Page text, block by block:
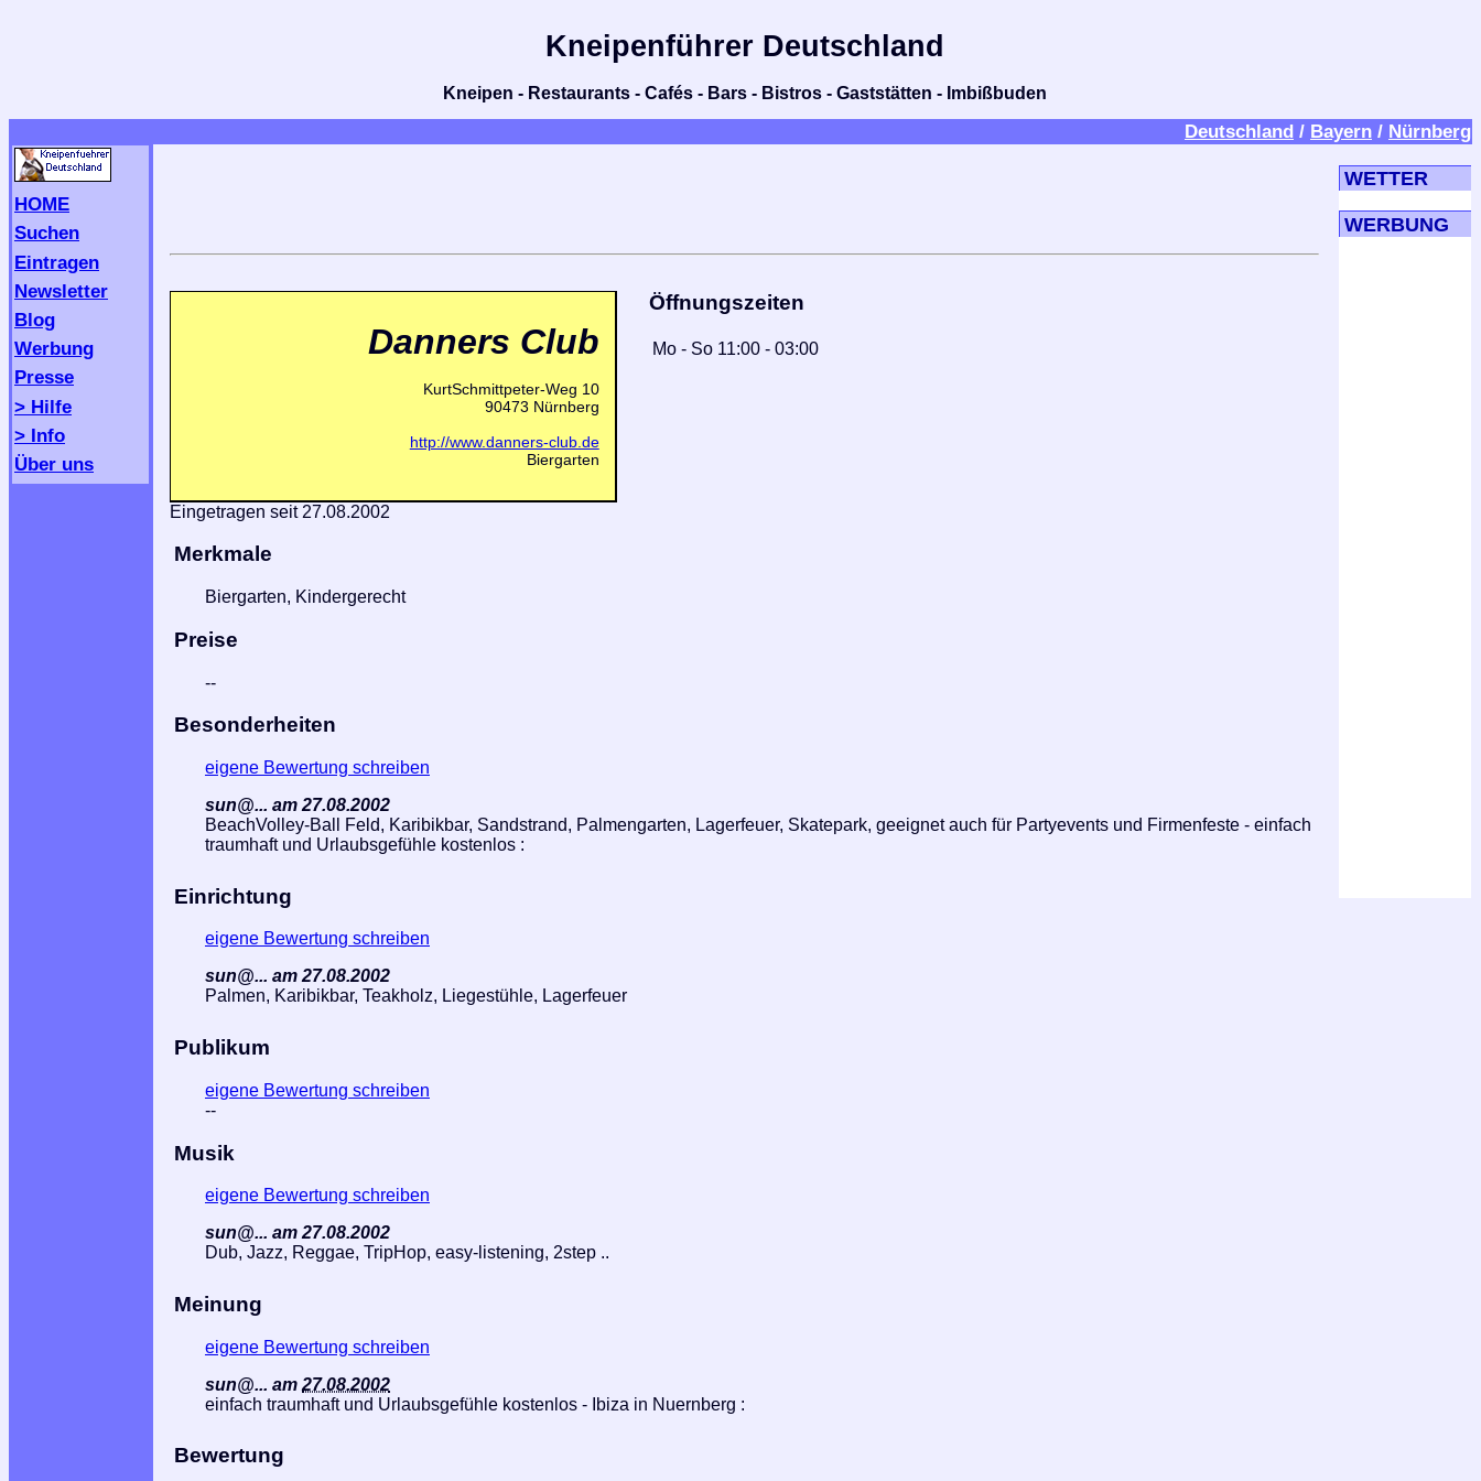
Kneipenführer Deutschland
Kneipen - Restaurants - Cafés - Bars - Bistros - Gaststätten - Imbißbuden
Deutschland / Bayern / Nürnberg
HOME
Suchen
Eintragen
Newsletter
Blog
Werbung
Presse
> Hilfe
> Info
Über uns
Danners Club
KurtSchmittpeter-Weg 10
90473 Nürnberg
http://www.danners-club.de
Biergarten
Öffnungszeiten
Mo - So 11:00 - 03:00
Eingetragen seit 27.08.2002
Merkmale
Biergarten, Kindergerecht
Preise
--
Besonderheiten
eigene Bewertung schreiben
sun@... am 27.08.2002
BeachVolley-Ball Feld, Karibikbar, Sandstrand, Palmengarten, Lagerfeuer, Skatepark, geeignet auch für Partyevents und Firmenfeste - einfach
traumhaft und Urlaubsgefühle kostenlos :
Einrichtung
eigene Bewertung schreiben
sun@... am 27.08.2002
Palmen, Karibikbar, Teakholz, Liegestühle, Lagerfeuer
Publikum
eigene Bewertung schreiben
--
Musik
eigene Bewertung schreiben
sun@... am 27.08.2002
Dub, Jazz, Reggae, TripHop, easy-listening, 2step ..
Meinung
eigene Bewertung schreiben
sun@... am 27.08.2002
einfach traumhaft und Urlaubsgefühle kostenlos - Ibiza in Nuernberg :
Bewertung
WETTER
WERBUNG